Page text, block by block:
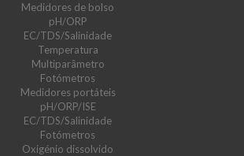
Medidores de bolso
pH/ORP
EC/TDS/Salinidade
Temperatura
Multiparâmetro
Fotómetros
Medidores portáteis
pH/ORP/ISE
EC/TDS/Salinidade
Fotómetros
Oxigénio dissolvido